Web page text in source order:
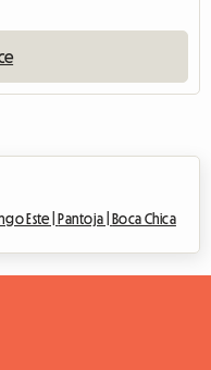
Este | Pantoja | Boca Chica